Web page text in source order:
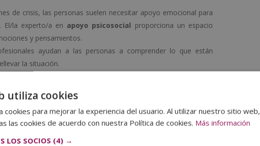
de crisis, las personas suelen necesitar apoyo emocional para
El/la experto/a en apoyo psicosocial proporciona un espacio
y pensamientos.
ayudan a las personas a comprender lo que están
la situación.
lo que contribuye a mejorar su resiliencia y capacidad de
utiliza cookies
cookies para mejorar la experiencia del usuario. Al utilizar nuestro sitio web,
las cookies de acuerdo con nuestra Política de cookies. Más información
LOS SOCIOS (4) →